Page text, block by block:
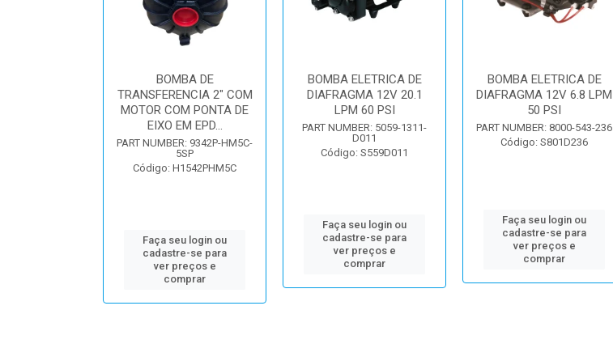
BOMBA DE
TRANSFERENCIA 2" COM
MOTOR COM PONTA DE
EIXO EM EPD...
PART NUMBER: 9342P-HM5C-
5SP
Código: H1542PHM5C
Faça seu login ou
cadastre-se para
ver preços e
comprar
BOMBA ELETRICA DE
DIAFRAGMA 12V 20.1
LPM 60 PSI
PART NUMBER: 5059-1311-
D011
Código: S559D011
Faça seu login ou
cadastre-se para
ver preços e
comprar
BOMBA ELETRICA DE
DIAFRAGMA 12V 6.8 LPM
50 PSI
PART NUMBER: 8000-543-236
Código: S801D236
Faça seu login ou
cadastre-se para
ver preços e
comprar